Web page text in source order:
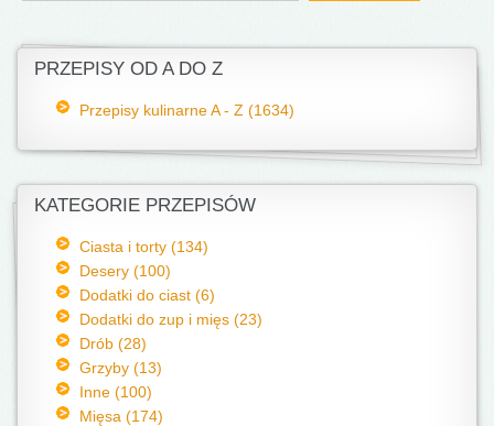
PRZEPISY OD A DO Z
Przepisy kulinarne A - Z (1634)
KATEGORIE PRZEPISÓW
Ciasta i torty (134)
Desery (100)
Dodatki do ciast (6)
Dodatki do zup i mięs (23)
Drób (28)
Grzyby (13)
Inne (100)
Mięsa (174)